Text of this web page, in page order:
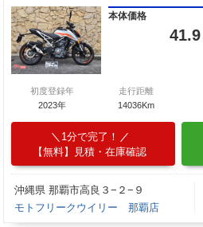
本体価格
41.9
初度登録年
2023年
走行距離
14036Km
1分で完了！
【無料】見積・在庫確認
沖縄県 那覇市高良３−２−９
モトフリークウイリー 那覇店